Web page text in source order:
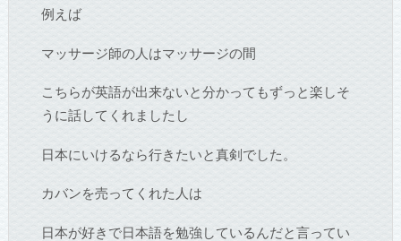
例えば
マッサージ師の人はマッサージの間
こちらが英語が出来ないと分かってもずっと楽しそ
うに話してくれましたし
日本にいけるなら行きたいと真剣でした。
カバンを売ってくれた人は
日本が好きで日本語を勉強しているんだと言ってい